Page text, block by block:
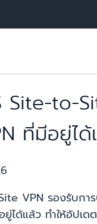
to-
ที่มีอยู่ไ
VPN รองรับก
ยู่ได้แล้ว ทำให้อัป